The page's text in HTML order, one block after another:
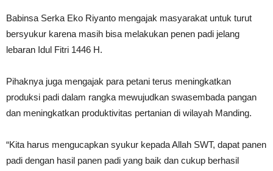
Babinsa Serka Eko Riyanto mengajak masyarakat untuk turut
bersyukur karena masih bisa melakukan penen padi jelang
lebaran Idul Fitri 1446 H.
Pihaknya juga mengajak para petani terus meningkatkan
produksi padi dalam rangka mewujudkan swasembada pangan
dan meningkatkan produktivitas pertanian di wilayah Manding.
“Kita harus mengucapkan syukur kepada Allah SWT, dapat panen
padi dengan hasil panen padi yang baik dan cukup berhasil